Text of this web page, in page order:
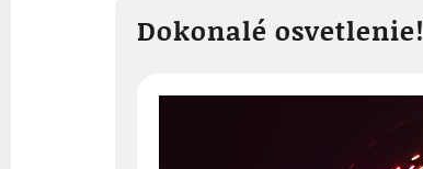
Dokonalé osvetlenie!